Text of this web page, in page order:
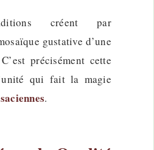
créent par
gustative d’une
précisément cette
qui fait la magie
.